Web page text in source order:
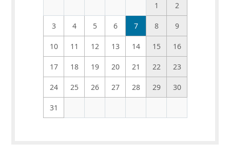
1
2
3 4 5 6 7 8 9
10 11 12 13 14 15 16
17 18 19 20 21 22 23
24 25 26 27 28 29 30
31